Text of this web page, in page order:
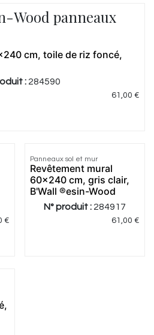
Wood panneaux
cm, toile de riz foncé,
: 284590
61,00 €
€
Panneaux sol et mur
Revêtement mural
60x240 cm, gris clair,
B'Wall ®esin-Wood
N° produit : 284917
61,00 €